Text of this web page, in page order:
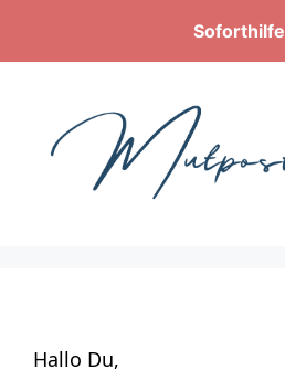
Soforthilfe
springen
Hallo Du,